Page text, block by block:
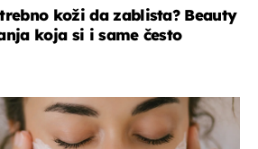
koži da zablista? Beauty
koja si i same često